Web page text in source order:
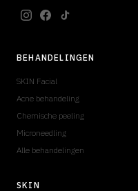
BEHANDELINGEN
SKIN Facial
Acne behandeling
Chemische peeling
Microneedling
Alle behandelingen
SKIN